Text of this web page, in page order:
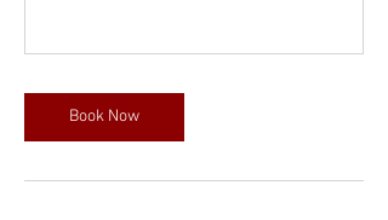
Book Now